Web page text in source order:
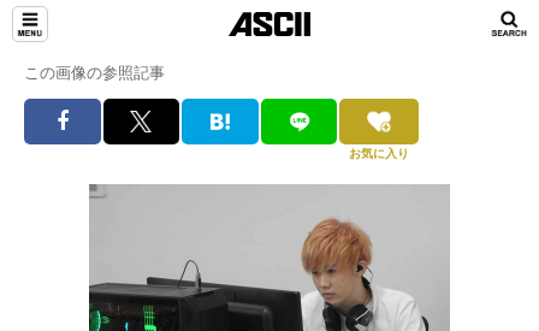
この画像の参照記事
お気に入り